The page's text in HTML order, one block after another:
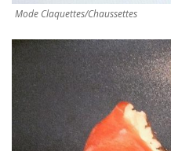
Mode Claquettes/Chaussettes